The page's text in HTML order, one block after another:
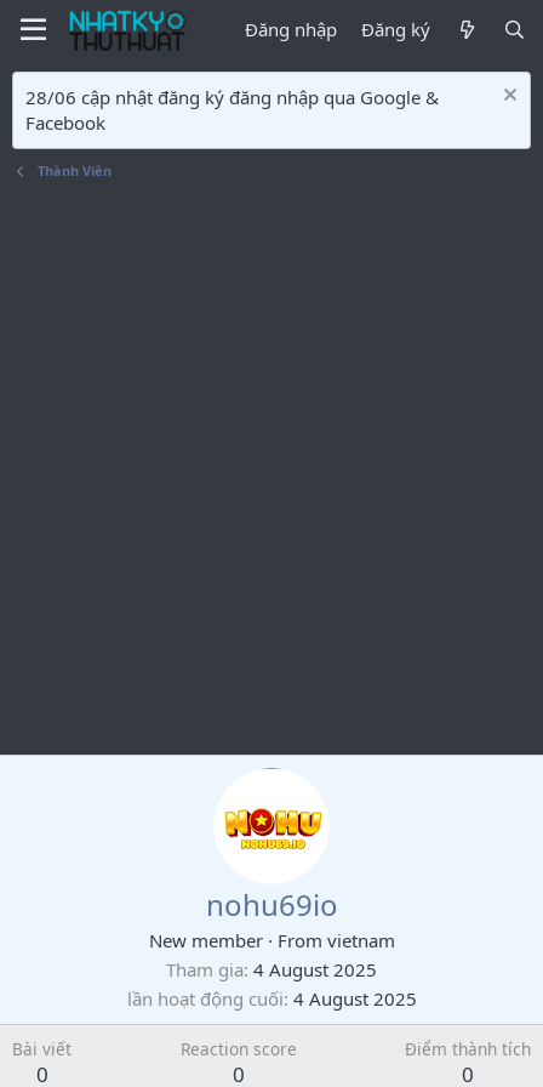
Đăng nhập Đăng ký
28/06 cập nhật đăng ký đăng nhập qua Google &
Facebook
Thành Viên
nohu69io
New member · From vietnam
Tham gia 4 August 2025
lần hoạt động cuối 4 August 2025
Bài viết
0
Reaction score
0
Điểm thành tích
0